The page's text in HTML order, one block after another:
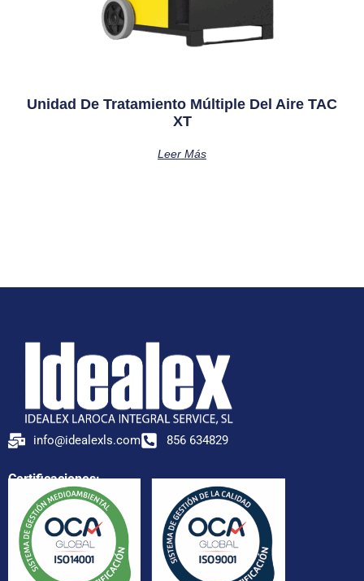
Unidad De Tratamiento Múltiple Del Aire TAC
XT
Leer Más
info@idealexls.com 856 634829
Certificaciones: